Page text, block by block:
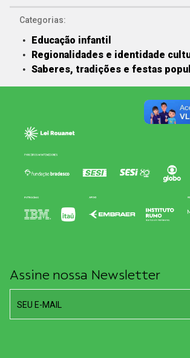
Categorias:
Educação infantil
Regionalidades e identidade
Saberes, tradições e festas
Assine nossa Newsletter
SEU E-MAIL